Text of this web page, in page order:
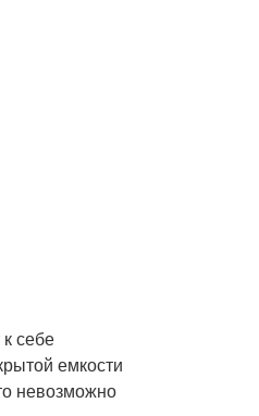
себе
емкости
невозможно